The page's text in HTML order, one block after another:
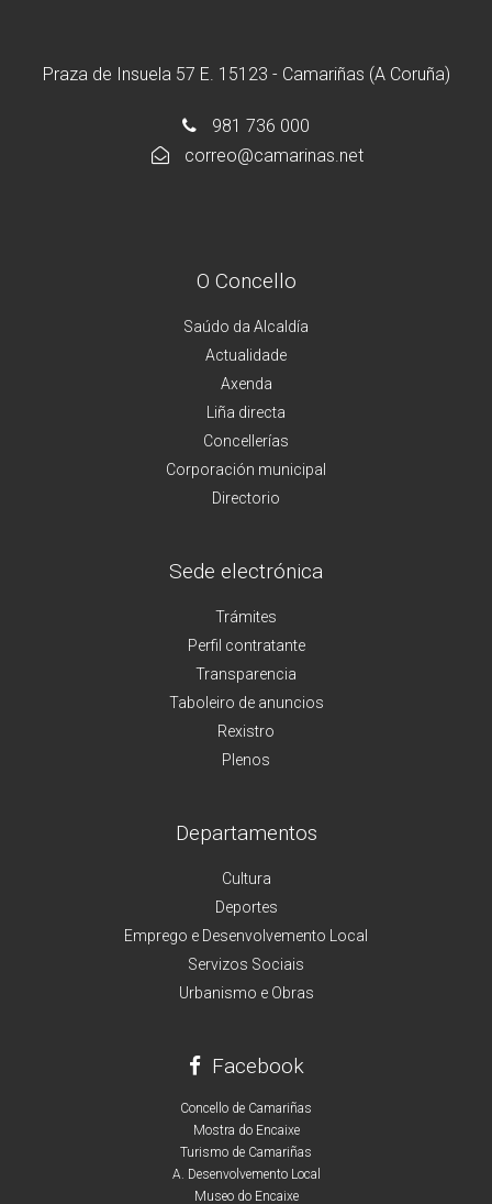
Praza de Insuela 57 E. 15123 - Camariñas (A Coruña)
981 736 000
correo@camarinas.net
O Concello
Saúdo da Alcaldía
Actualidade
Axenda
Liña directa
Concellerías
Corporación municipal
Directorio
Sede electrónica
Trámites
Perfil contratante
Transparencia
Taboleiro de anuncios
Rexistro
Plenos
Departamentos
Cultura
Deportes
Emprego e Desenvolvemento Local
Servizos Sociais
Urbanismo e Obras
Facebook
Concello de Camariñas
Mostra do Encaixe
Turismo de Camariñas
A. Desenvolvemento Local
Museo do Encaixe